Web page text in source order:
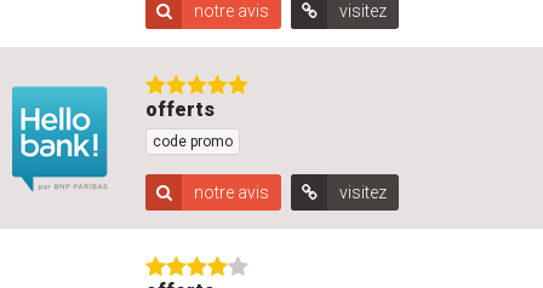
notre avis visitez
offerts
code promo
notre avis visitez